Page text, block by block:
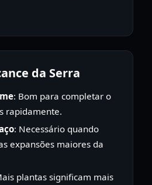
da Serra
: Bom para completar o
rapidamente.
: Necessário quando
expansões maiores da
plantas significam mais